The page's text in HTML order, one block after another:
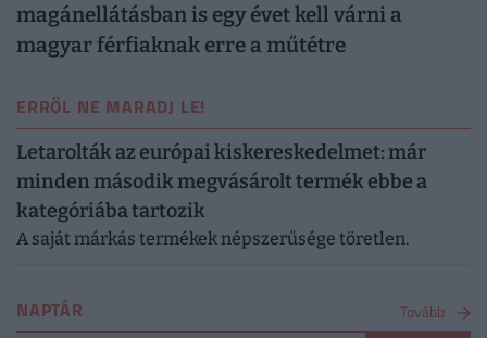
magánellátásban is egy évet kell várni a
magyar férfiaknak erre a műtétre
ERRŐL NE MARADJ LE!
Letarolták az európai kiskereskedelmet: már
minden második megvásárolt termék ebbe a
kategóriába tartozik
A saját márkás termékek népszerűsége töretlen.
NAPTÁR Tovább